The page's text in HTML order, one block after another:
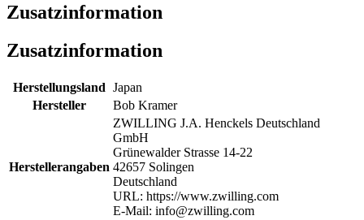
Zusatzinformation
Zusatzinformation
Herstellungsland Japan
Hersteller
Bob Kramer
Herstellerangaben
ZWILLING J.A. Henckels Deutschland
GmbH
Grünewalder Strasse 14-22
42657 Solingen
Deutschland
URL: https://www.zwilling.com
E-Mail: info@zwilling.com